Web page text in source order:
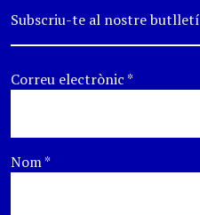
Subscriu-te al nostre butlletí
Correu electrònic*
Nom*